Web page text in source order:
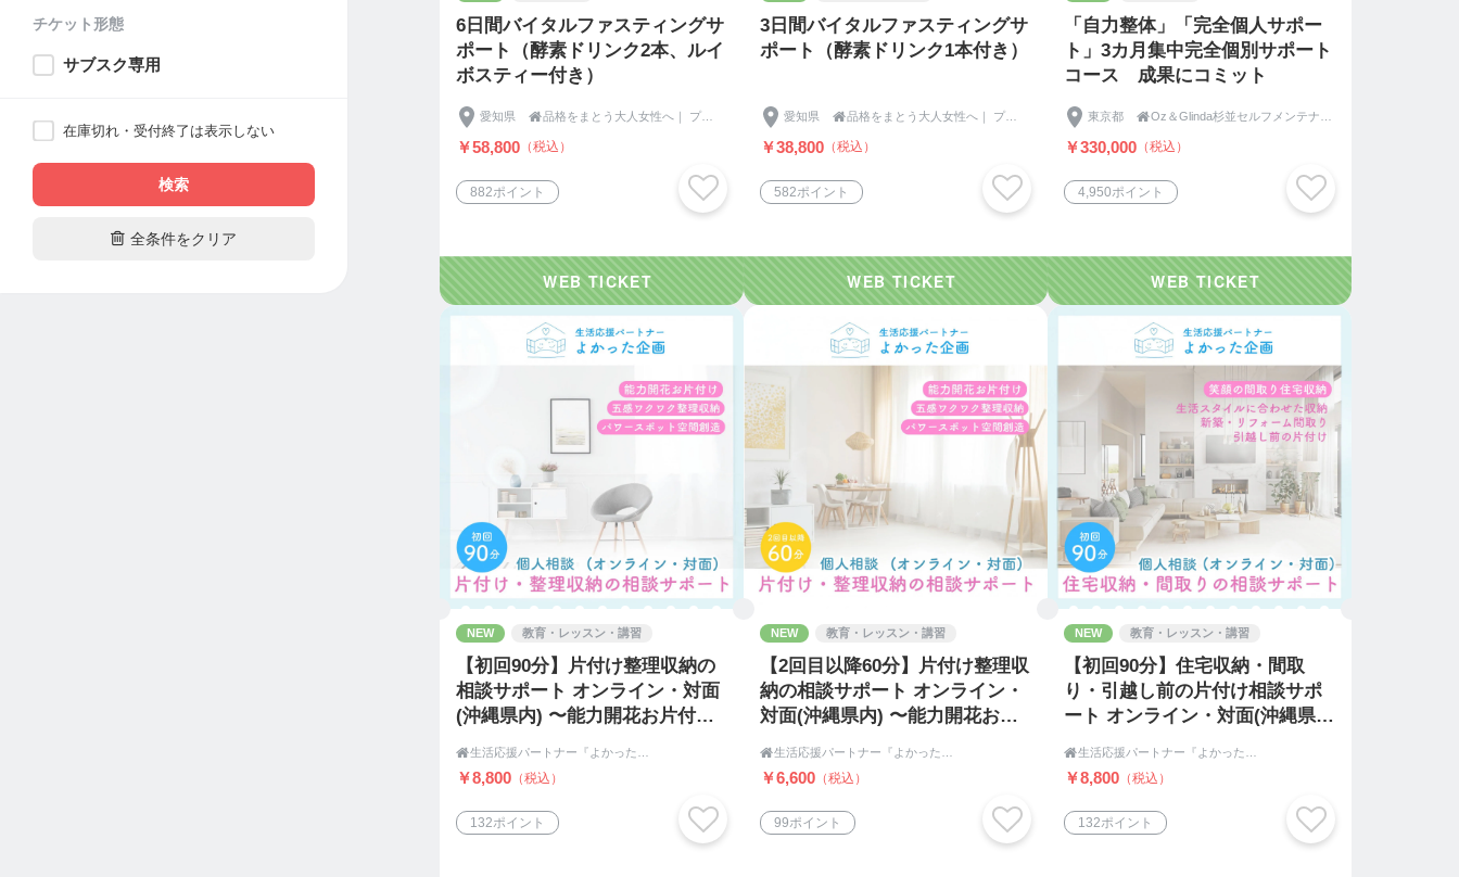
6日間バイタルファスティングサ
ポート（酵素ドリンク2本、ルイ
ボスティー付き）
愛知県 
￥58,800 （税込）
882ポイント
3日間バイタルファスティングサ
ポート（酵素ドリンク1本付き）
愛知県 
￥38,800 （税込）
582ポイント
「自力整体」「完全個人サポー
ト」3カ月集中完全個別サポート
コース 成果にコミット
東京都 
￥330,000 （税込）
4,950ポイント
NEW 教育・レッスン・講習
【初回90分】片付け整理収納の
相談サポート オンライン・対面
(沖縄県内) 〜能力開花お片付
ワースポット空間創造〜

￥8,800 （税込）
132ポイント
NEW 教育・レッスン・講習
【2回目以降60分】片付け整理収
納の相談サポート オンライン・
対面(沖縄県内) 〜能力開花お片
パワースポット空間創造〜

￥6,600 （税込）
99ポイント
NEW 教育・レッスン・講習
【初回90分】住宅収納・間取
り・引越し前の片付け相談サポ
ート オンライン・対面(沖縄県

￥8,800 （税込）
132ポイント
チケット形態
サブスク専用
在庫切れ・受付終了は表示しない
検索
 全条件をクリア